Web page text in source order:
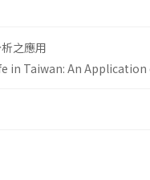
之應用
Taiwan: An Application